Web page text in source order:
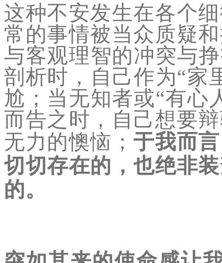
这种不安发生在各个
常的事情被当众质疑
与客观理智的冲突与
剖析时，自己作为“家
尬；当无知者或“有心
而告之时，自己想要
无力的懊恼； 于我而
切切存在的，也绝非
的。